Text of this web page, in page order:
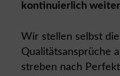
kontinuierlich
Wir stellen selbst
Qualitätsansprüche
streben nach